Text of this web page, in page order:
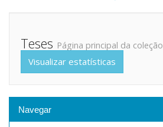
Teses Página principal da coleção
Visualizar estatísticas
Navegar